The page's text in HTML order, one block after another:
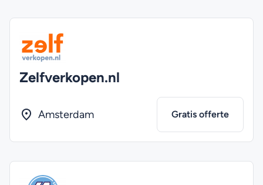
Zelfverkopen.nl
Amsterdam Gratis offerte